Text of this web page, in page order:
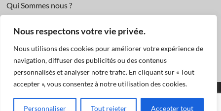
Nous respectons votre vie privée.
Nous utilisons des cookies pour améliorer votre expérience de
navigation, diffuser des publicités ou des contenus
personnalisés et analyser notre trafic. En cliquant sur « Tout
accepter », vous consentez à notre utilisation des cookies.
Personnaliser Tout rejeter Accepter tout
Qui Sommes nous ?
Informations légales et Protection des données.
Nous Contacter